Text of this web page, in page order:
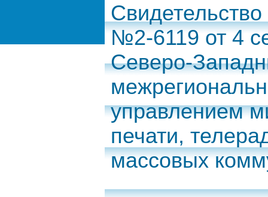
№2-6119 от 4
Северо-
управлением
печати,
массовых